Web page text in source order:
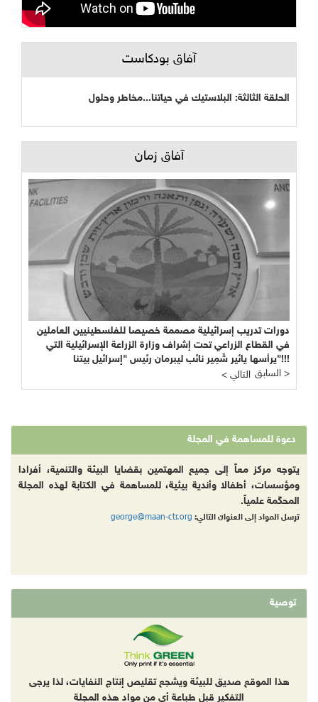
آفاق بودكاست
الحلقة الثالثة: البلاستيك في حياتنا...مخاطر وحلول
آفاق زمان
دورات تدريب إسرائيلية مصممة خصيصا للفلسطينيين العاملين
في القطاع الزراعي تحت إشراف وزارة الزراعة الإسرائيلية التي
يرأسها يائير شَمِير نائب ليبرمان رئيس "إسرائيل بيتنا"!!!
< التالي
السابق >
دعوة للمساهمة في المجلة
يتوجه مركز معاً إلى جميع المهتمين بقضايا البيئة والتنمية، أفرادا
ومؤسسات، أطفالا وأندية بيئية، للمساهمة في الكتابة لهذه المجلة
المحكّمة علمياً.
ترسل المواد إلى العنوان التالي: george@maan-ctr.org
توصية
هذا الموقع صديق للبيئة ويشجع تقليص إنتاج النفايات، لذا يرجى
التفكير قبل طباعة أي من مواد هذه المجلة